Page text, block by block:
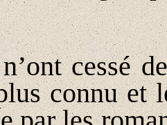
cessé
connu et